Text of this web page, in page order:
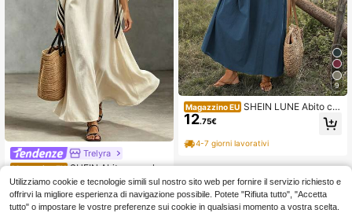
Trelyra
Magazzino EU SHEIN Abito casual el
egante e alla moda da spiaggia e va
canza per donne, con stampa florea
le e spalle scoperte
17.48€
4-7 giorni lavorativi
9
Magazzino EU SHEIN LUNE Abito ca
sual da donna senza maniche a sco
llo quadrato - Abito lungo estivo da
donna Outfit estivo da donna Abiti e
stivi da donna Abito lungo Abito Za
nzea da donna Abiti casual da donn
12.75€
4-7 giorni lavorativi
Utilizziamo cookie e tecnologie simili sul nostro sito web per fornire il servizio richiesto e
offrirvi la migliore esperienza di navigazione possibile. Potete "Rifiuta tutto", "Accetta
tutto" o impostare le vostre preferenze sui cookie in qualsiasi momento a vostra scelta.